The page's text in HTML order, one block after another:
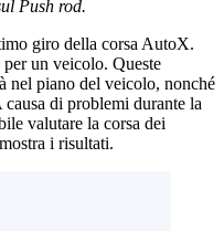
Push rod.
giro della corsa AutoX.
un veicolo. Queste
nel piano del veicolo, nonché
di problemi durante la
valutare la corsa dei
i risultati.